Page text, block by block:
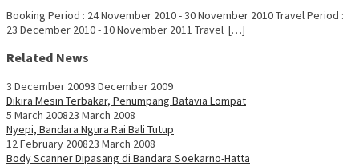
Booking Period : 24 November 2010 - 30 November 2010 Travel Period :
23 December 2010 - 10 November 2011 Travel […]
Related News
3 December 20093 December 2009
Dikira Mesin Terbakar, Penumpang Batavia Lompat
5 March 200823 March 2008
Nyepi, Bandara Ngura Rai Bali Tutup
12 February 200823 March 2008
Body Scanner Dipasang di Bandara Soekarno-Hatta